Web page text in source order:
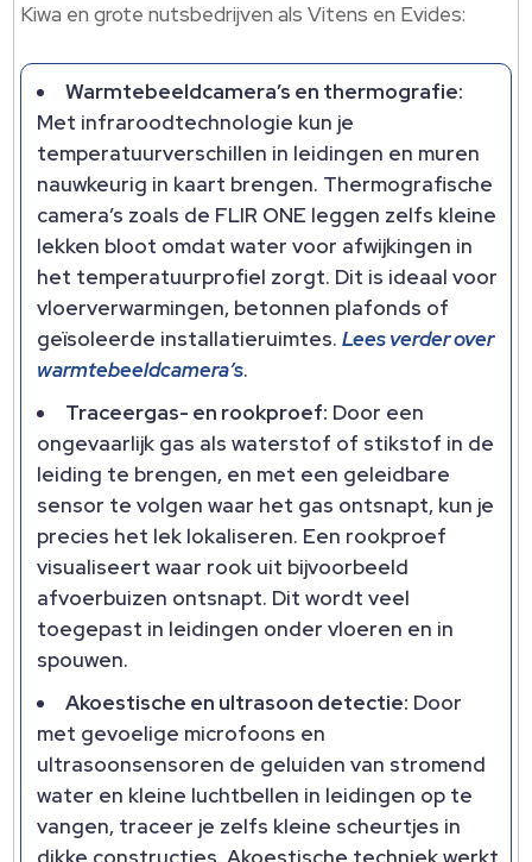
Kiwa en grote nutsbedrijven als Vitens en Evides:
Warmtebeeldcamera’s en thermografie:
Met infraroodtechnologie kun je
temperatuurverschillen in leidingen en muren
nauwkeurig in kaart brengen. Thermografische
camera’s zoals de FLIR ONE leggen zelfs kleine
lekken bloot omdat water voor afwijkingen in
het temperatuurprofiel zorgt. Dit is ideaal voor
vloerverwarmingen, betonnen plafonds of
geïsoleerde installatieruimtes.Lees verder over
warmtebeeldcamera’s.
Traceergas- en rookproef: Door een
ongevaarlijk gas als waterstof of stikstof in de
leiding te brengen, en met een geleidbare
sensor te volgen waar het gas ontsnapt, kun je
precies het lek lokaliseren. Een rookproef
visualiseert waar rook uit bijvoorbeeld
afvoerbuizen ontsnapt. Dit wordt veel
toegepast in leidingen onder vloeren en in
spouwen.
Akoestische en ultrasoon detectie: Door
met gevoelige microfoons en
ultrasoonsensoren de geluiden van stromend
water en kleine luchtbellen in leidingen op te
vangen, traceer je zelfs kleine scheurtjes in